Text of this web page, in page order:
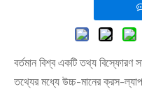
বর্তমান বিশ্ব একটি তথ্য বিস্ফোরণ
তথ্যের মধ্যে উচ্চ-মানের ক্রস-